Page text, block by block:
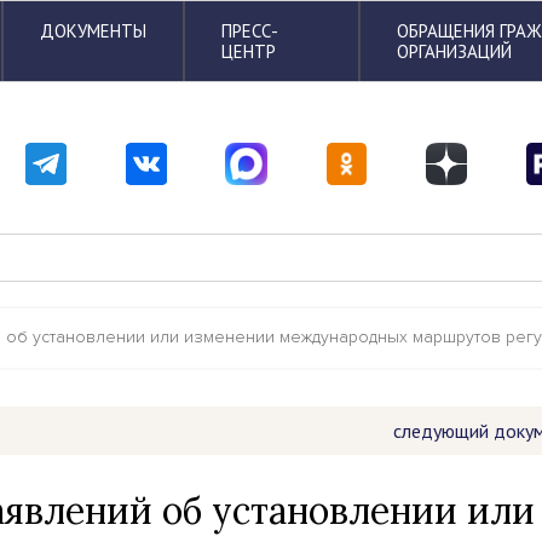
ДОКУМЕНТЫ
ПРЕСС-
ЦЕНТР
ОБРАЩЕНИЯ
ОРГАНИЗАЦИЙ
установлении или изменении международных маршрутов
следующий
об установлении или